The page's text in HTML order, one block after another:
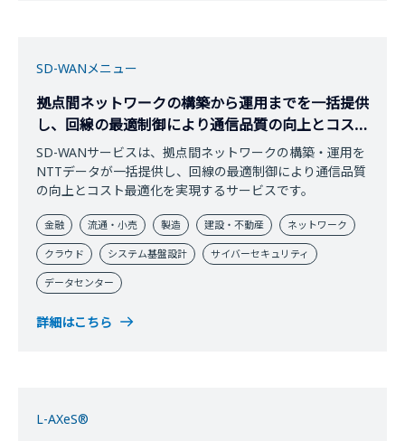
SD-WANメニュー
拠点間ネットワークの構築から運用までを一括提供
し、回線の最適制御により通信品質の向上とコスト
最適化を実現
SD-WANサービスは、拠点間ネットワークの構築・運用を
NTTデータが一括提供し、回線の最適制御により通信品質
の向上とコスト最適化を実現するサービスです。
金融 流通・小売 製造 建設・不動産 ネットワーク
クラウド システム基盤設計 サイバーセキュリティ
データセンター
詳細はこちら
L-AXeS®